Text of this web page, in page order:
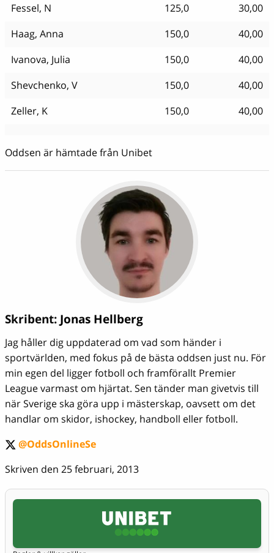
Fessel, N
125,0
30,00
Haag, Anna
150,0
40,00
Ivanova, Julia
150,0
40,00
Shevchenko, V
150,0
40,00
Zeller, K
150,0 40,00
Oddsen är hämtade från Unibet
Skribent: Jonas Hellberg
Jag håller dig uppdaterad om vad som händer i
sportvärlden, med fokus på de bästa oddsen just nu. För
min egen del ligger fotboll och framförallt Premier
League varmast om hjärtat. Sen tänder man givetvis till
när Sverige ska göra upp i mästerskap, oavsett om det
handlar om skidor, ishockey, handboll eller fotboll.
twitter
@OddsOnlineSe
Skriven den 25 februari, 2013